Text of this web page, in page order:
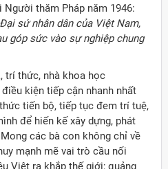
thăm Pháp năm 1946:
sứ nhân dân của Việt Nam,
góp sức vào sự nghiệp chung
trí thức, nhà khoa học
kiện tiếp cận nhanh nhất
tiến bộ, tiếp tục đem trí tuệ,
để hiến kế xây dựng, phát
các bà con không chỉ về
mạnh mẽ vai trò cầu nối
Việt ra khắp thế giới; quảng